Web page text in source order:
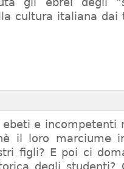
cultura italiana dai
ebeti e
il loro marciume
figli? E poi ci
degli